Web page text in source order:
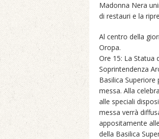
Madonna Nera
di restauri e la
Al centro della
Oropa.
Ore 15: La Statua
Soprintendenza
Basilica
messa. Alla
alle speciali
messa verrà
appositamente
della Basilica